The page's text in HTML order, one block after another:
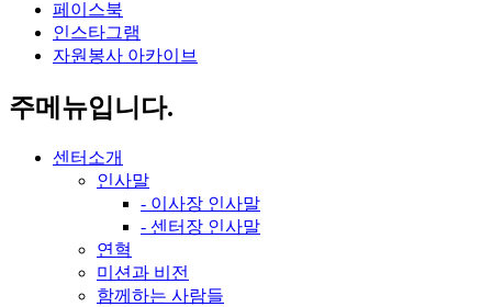
페이스북
인스타그램
자원봉사 아카이브
주메뉴입니다.
센터소개
인사말
- 이사장 인사말
- 센터장 인사말
연혁
미션과 비전
함께하는 사람들